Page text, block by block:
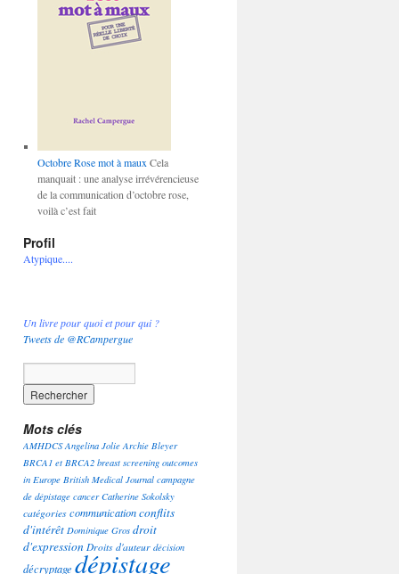
Octobre Rose mot à maux Cela
manquait : une analyse irrévérencieuse
de la communication d’octobre rose,
voilà c’est fait
Profil
Atypique....
Un livre pour quoi et pour qui ?
Tweets de @RCampergue
Mots clés
AMHDCS Angelina Jolie Archie Bleyer
BRCA1 et BRCA2 breast screening outcomes
in Europe British Medical Journal campagne
de dépistage cancer Catherine Sokolsky
catégories communicationconflits
d'intérêt Dominique Gros droit
d'expression Droits d'auteur décision
décryptage dépistage